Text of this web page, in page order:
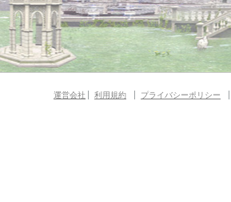
運営会社 利用規約 プライバシーポリシー